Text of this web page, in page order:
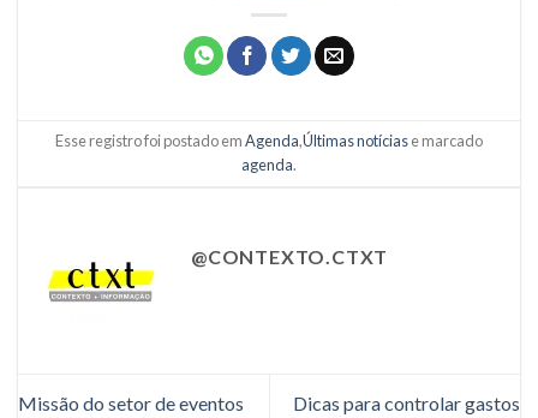
Esse registro foi postado emAgenda,Últimas notíciase marcado
agenda.
@CONTEXTO.CTXT
Missão do setor de eventos
Dicas para controlar gastos